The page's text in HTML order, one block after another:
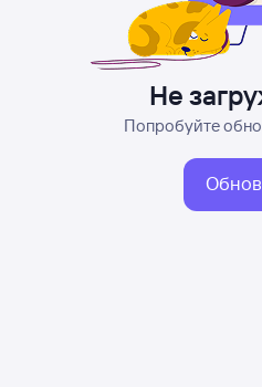
Не
Попробуйте